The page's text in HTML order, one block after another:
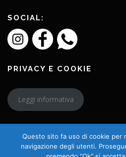
SOCIAL:
PRIVACY E COOKIE
Leggi informativa
Questo sito fa uso di cookie per
navigazione degli utenti.